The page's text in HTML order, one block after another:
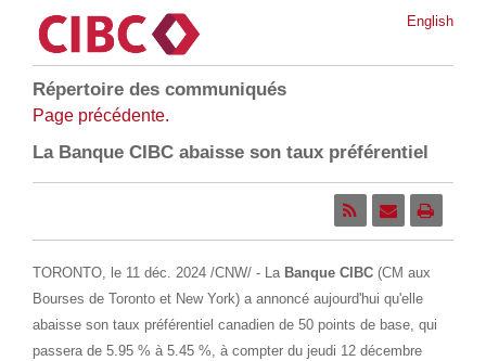
English
Répertoire des communiqués
Page précédente.
La Banque CIBC abaisse son taux préférentiel
TORONTO, le 11 déc. 2024 /CNW/ - La Banque CIBC(CM aux
Bourses de Toronto et New York) a annoncé aujourd'hui qu'elle
abaisse son taux préférentiel canadien de 50 points de base, qui
passera de 5.95 % à 5.45 %, à compter du jeudi 12 décembre